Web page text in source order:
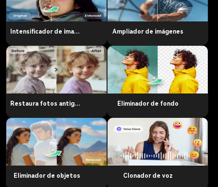
Intensificador de imagen Ampliador de imágenes
Restaura fotos antiguas Eliminador de fondo
Eliminador de objetos Clonador de voz